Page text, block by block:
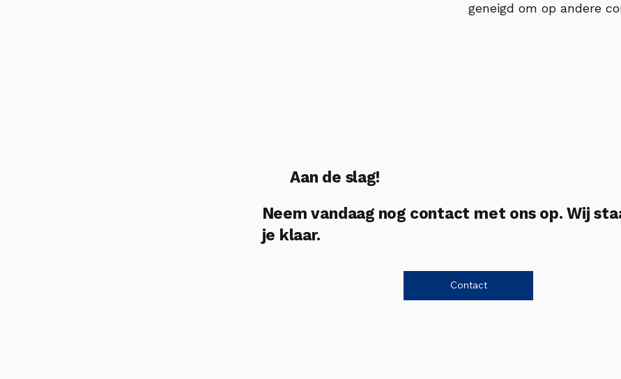
geneigd om op andere
Aan de slag!
Neem vandaag nog contact met ons op. Wij
je klaar.
Contact